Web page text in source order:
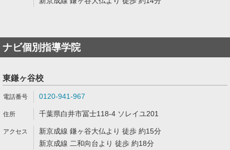
ナビ個別指導学院
東鎌ヶ谷校
0120-941-967
千葉県白井市冨士118-4 ソレイユ201
新京成線 鎌ヶ谷大仏より 徒歩 約15分
新京成線 二和向台より 徒歩 約18分